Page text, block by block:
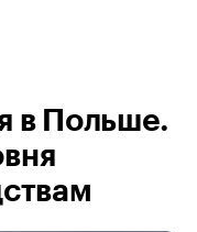
в Польше.